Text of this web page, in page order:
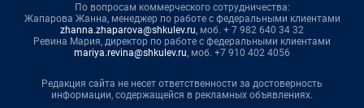
По вопросам коммерческого сотрудничества:
Жапарова Жанна, менеджер по работе с федеральными клиентами
zhanna.zhaparova@shkulev.ru, моб. + 7 982 640 34 32
Ревина Мария, директор по работе с федеральными клиентами
mariya.revina@shkulev.ru, моб. +7 910 402 4056
Редакция сайта не несет ответственности за достоверность
информации, содержащейся в рекламных объявлениях.